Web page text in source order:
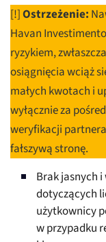
[!]Ostrzeżenie:
Havan
ryzykiem,
osiągnięcia wciąż
małych kwotach i
wyłącznie za
weryfikacji
fałszywą stronę.
Brak jasnych
dotyczących
użytkownicy
w przypadku